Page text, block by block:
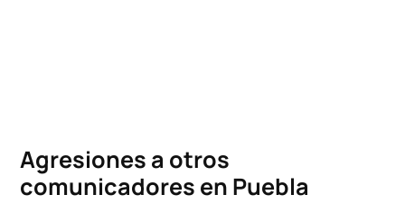
Agresiones a otros
comunicadores en Puebla